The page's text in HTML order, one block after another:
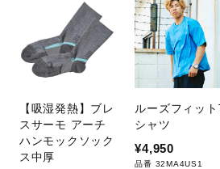
素材を使用。
インソール表面のテキスタイルに90
材を使用。
11、12：2026年秋冬
09、10：2026年春夏
【吸湿発熱】ブレ
スサーモ アーチ
ハンモックソック
ス中厚
ルーズフィッ
シャツ
¥4,950
品番 32MA4US1